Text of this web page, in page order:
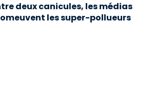
deux canicules, les médias
les super-pollueurs